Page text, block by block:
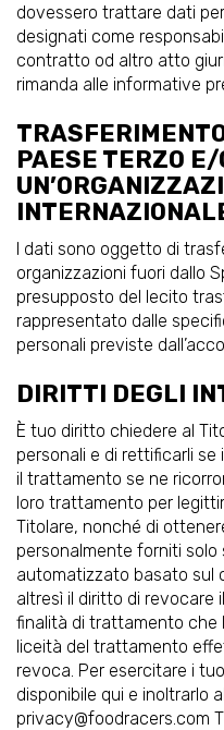
dovessero trattare dati
designati come
contratto od altro atto
rimanda alle informative
PAESE TERZO E/
I dati sono oggetto di
organizzazioni fuori dallo
presupposto del lecito
rappresentato dalle
personali previste
DIRITTI DEGLI
È tuo diritto chiedere al
personali e di rettificarli
il trattamento se ne
loro trattamento per
Titolare, nonché di
personalmente forniti
automatizzato basato sul
altresì il diritto di revocare
finalità di trattamento che
liceità del trattamento
revoca. Per esercitare i
disponibile qui e inoltrarlo
privacy@foodracers.com